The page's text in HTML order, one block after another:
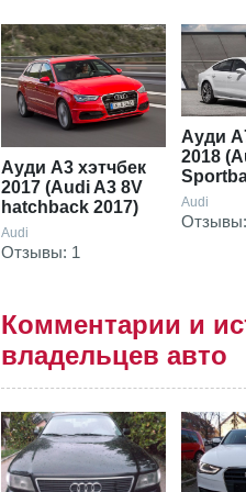
Ауди А3 хэтчбек
2017 (Audi A3 8V
hatchback 2017)
Audi
Отзывы: 1
Ауди
2018
Audi
Комментарии и
владельцев авто